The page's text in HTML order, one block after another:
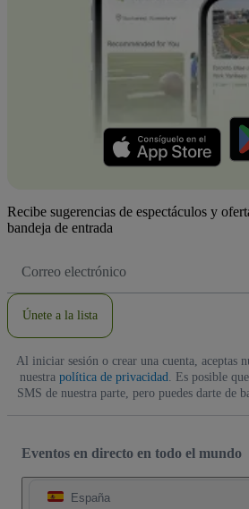
Recibe sugerencias de espectáculos y
bandeja de entrada
de
Únete a la lista
Al iniciar sesión o crear una cuenta, aceptas
nuestra política de privacidad. Es posible
SMS de nuestra parte, pero puedes darte de
Eventos en directo en todo el mundo
España